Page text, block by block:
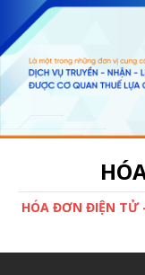
HÓA ĐƠN ĐIỆN TỬ